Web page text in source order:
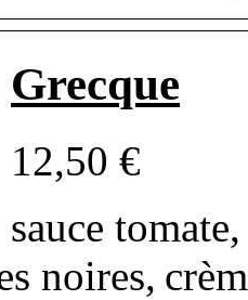
Grecque
12,50 €
sauce
noires,